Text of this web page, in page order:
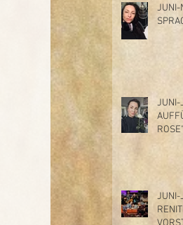
JUNI-
JUNI-
ROSE"
JUNI-